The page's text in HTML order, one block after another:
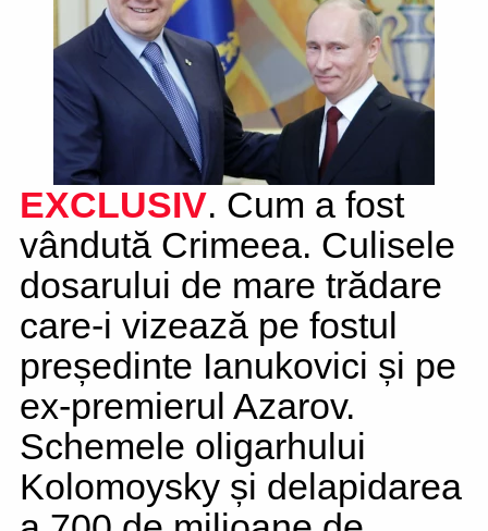
EXCLUSIV. Cum a fost
vândută Crimeea. Culisele
dosarului de mare trădare
care-i vizează pe fostul
președinte Ianukovici și pe
ex-premierul Azarov.
Schemele oligarhului
Kolomoysky și delapidarea